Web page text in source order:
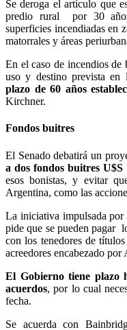
Se deroga el artículo que
predio rural por 30
superficies incendiadas en
matorrales y áreas
En el caso de incendios de
uso y destino prevista en
plazo de 60 años
Kirchner.
Fondos buitres
El Senado debatirá un
a dos fondos buitres
esos bonistas, y evitar
Argentina, como las
La iniciativa impulsada
pide que se pueden pagar
con los tenedores de
acreedores encabezado
El Gobierno tiene plazo
acuerdos, por lo cual
fecha.
Se acuerda con